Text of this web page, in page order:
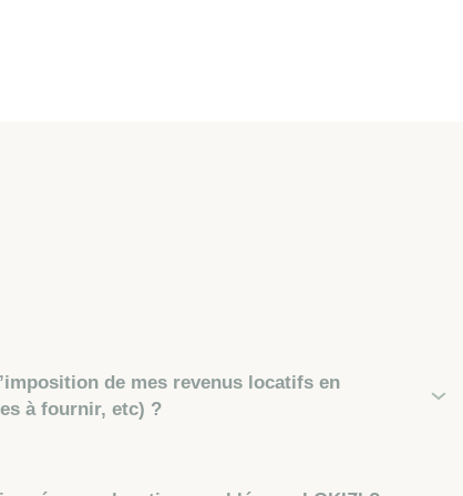
de mes revenus locatifs en
à fournir, etc) ?